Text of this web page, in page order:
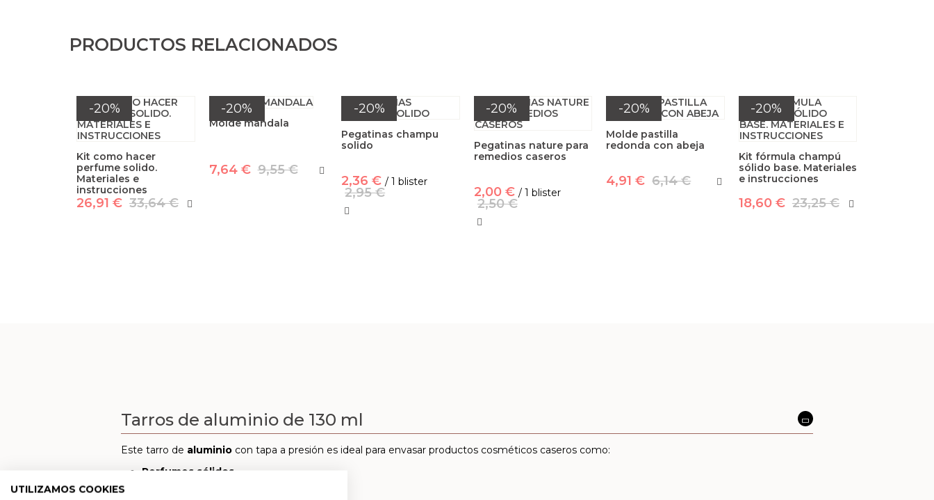
PRODUCTOS RELACIONADOS
-20%
Kit como hacer
perfume solido.
Materiales e
instrucciones
26,91 € 33,64 €
-20%
Molde mandala
7,64 € 9,55 €
-20%
Pegatinas champu
solido
2,36 € / 1 blister
2,95 €
-20%
Pegatinas nature para
remedios caseros
2,00 € / 1 blister
2,50 €
-20%
Molde pastilla
redonda con abeja
4,91 € 6,14 €
-20%
Kit fórmula champú
sólido base. Materiales
e instrucciones
18,60 € 23,25 €
Tarros de aluminio de 130 ml
Este tarro de aluminio con tapa a presión es ideal para envasar productos cosméticos caseros como:
Perfumes sólidos
UTILIZAMOS COOKIES